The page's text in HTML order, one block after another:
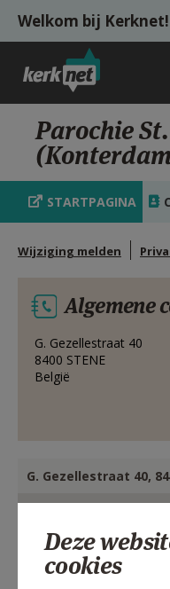
Overslaan en naar de
Welkom bij Kerknet!
KERK
HULP
MIJN
AANMELDEN
Parochie
STARTPAGINA
Wijziging melden
Algemene
G. Gezellestraat 40
8400 STENE
België
G. Gezellestraat 40,
Deze
cookies